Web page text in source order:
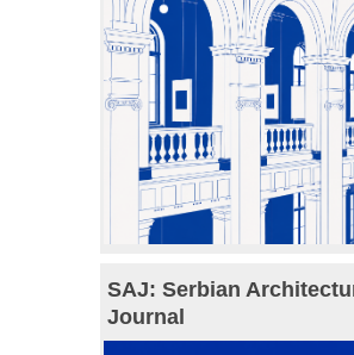
SAJ: Serbian
Journal